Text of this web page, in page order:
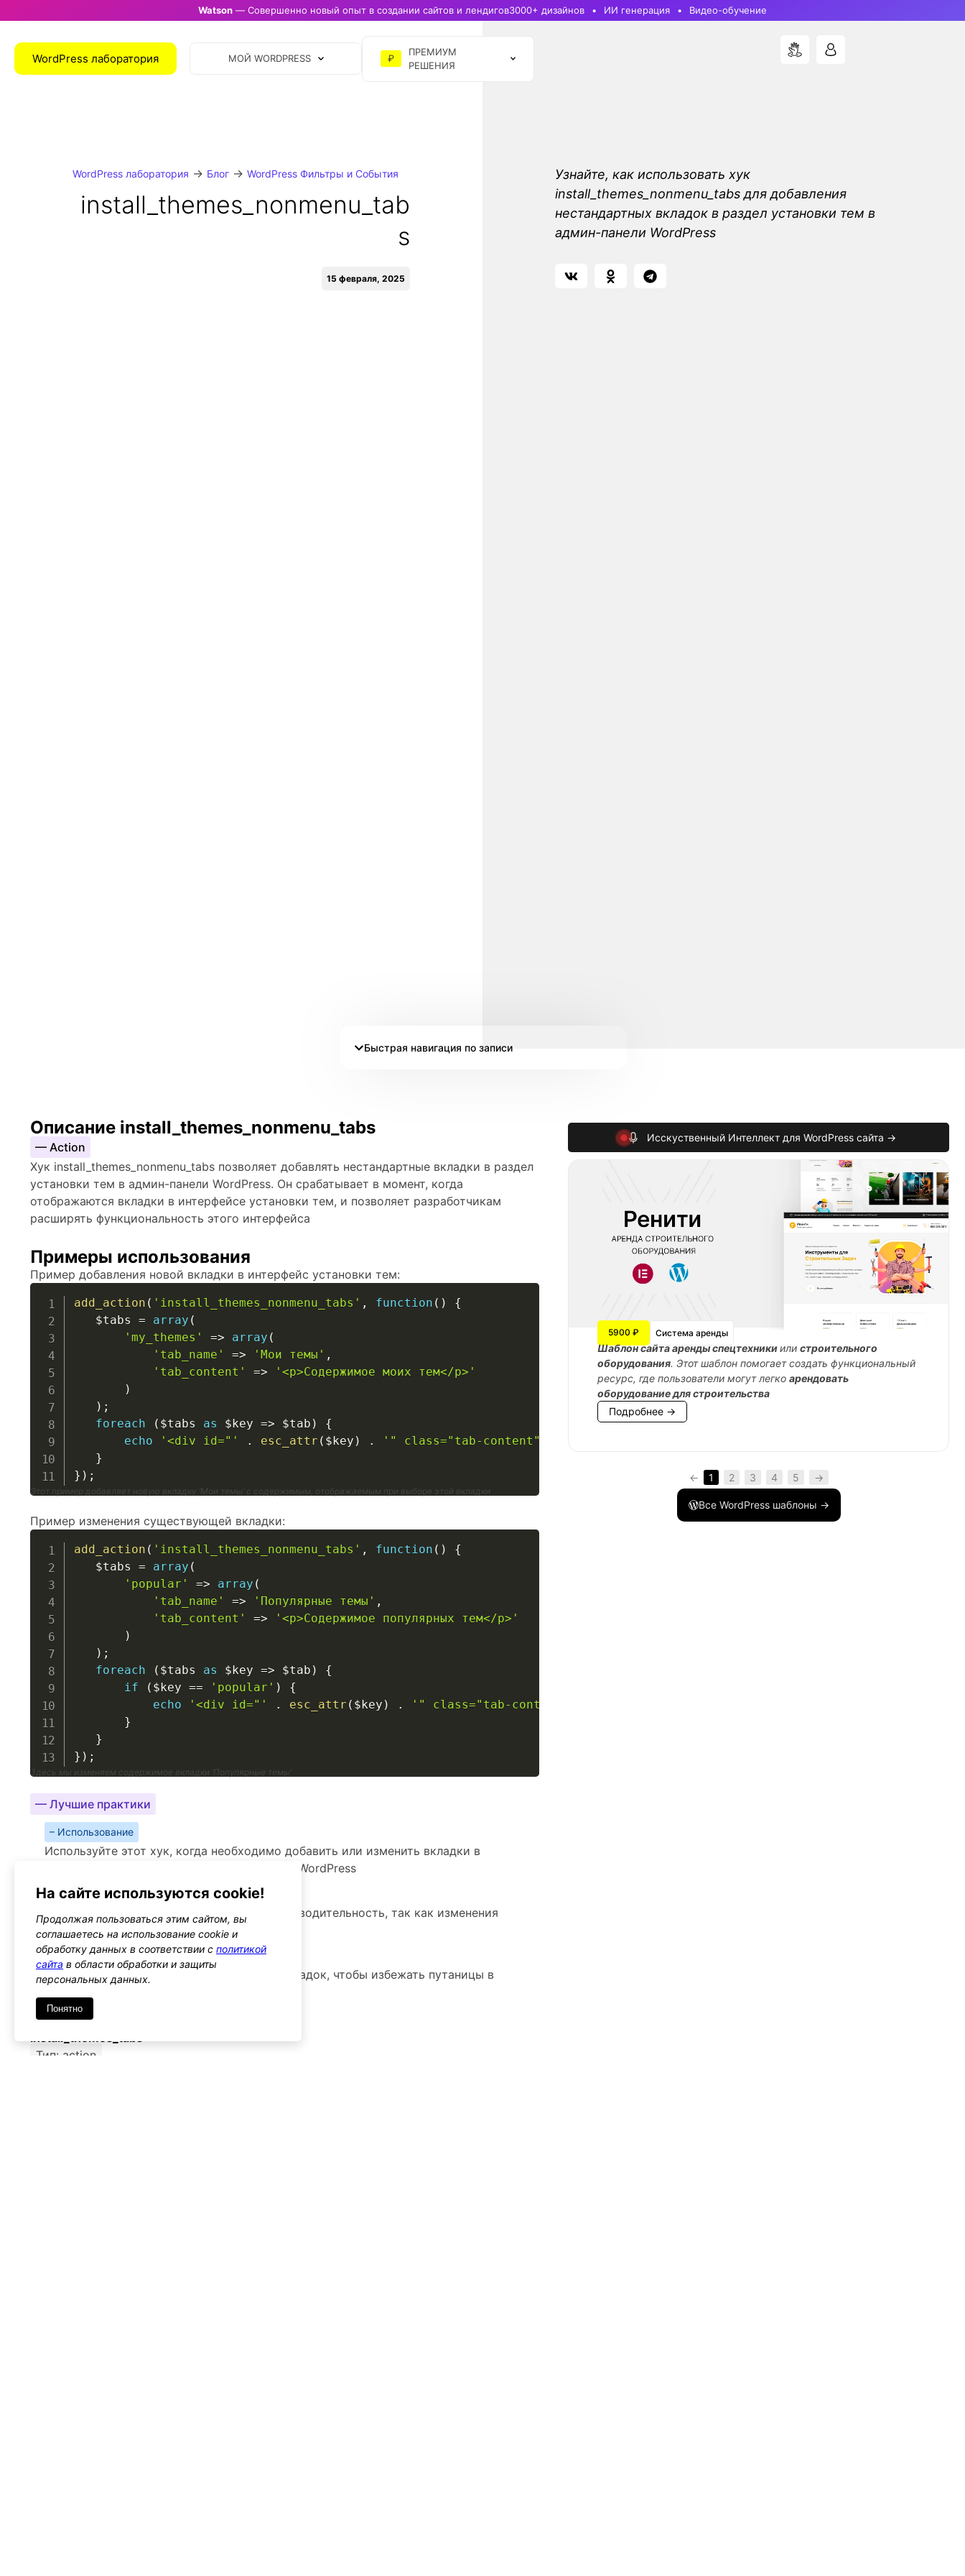
Watson — Совершенно новый опыт в создании сайтов и лендигов3000+ дизайнов ИИ генерация Видео-обучение
WordPress лаборатория МОЙ WORDPRESS ₽
ПРЕМИУМ
РЕШЕНИЯ
WordPress лаборатория → Блог→ WordPress Фильтры и События
install_themes_nonmenu_tab
s
15 февраля, 2025
Узнайте, как использовать хук
install_themes_nonmenu_tabs для добавления
нестандартных вкладок в раздел установки тем в
админ-панели WordPress
Быстрая навигация по записи
Описание install_themes_nonmenu_tabs
— Action
Хук install_themes_nonmenu_tabs позволяет добавлять нестандартные вкладки в раздел
установки тем в админ-панели WordPress. Он срабатывает в момент, когда
отображаются вкладки в интерфейсе установки тем, и позволяет разработчикам
расширять функциональность этого интерфейса
Примеры использования
Пример добавления новой вкладки в интерфейс установки тем:
add_action ( 'install_themes_nonmenu_tabs' , function ( )
{
$tabs
= array (
'my_themes'
=> array (
'tab_name'
=> 'Мои темы' ,
'tab_content'
=>
'<p>Содержимое моих тем</p>'
)
) ;
foreach
( $tabs as $key => $tab )
{
echo
'<div id="' . esc_attr ( $key ) . '" class="tab-content">'
}
} ) ;
Этот пример добавляет новую вкладку ‘Мои темы’ с содержимым, отображаемым при выборе этой вкладки
Пример изменения существующей вкладки:
add_action ( 'install_themes_nonmenu_tabs' , function ( )
{
$tabs
= array (
'popular'
=> array (
'tab_name'
=> 'Популярные темы' ,
'tab_content'
=>
'<p>Содержимое популярных тем</p>'
)
) ;
foreach
( $tabs as $key => $tab )
{
if
( $key == 'popular' )
{
echo
'<div id="' . esc_attr ( $key ) . '" class="tab-content">'
}
}
} ) ;
Здесь мы изменяем содержимое вкладки ‘Популярные темы’
— Лучшие практики
– Использование
Используйте этот хук, когда необходимо добавить или изменить вкладки в
интерфейсе установки тем в админ-панели WordPress
– Производительность
Хук не должен значительно влиять на производительность, так как изменения
касаются только вывода HTML
– Предупреждения
Будьте осторожны с конфликтами имен вкладок, чтобы избежать путаницы в
Альтернативы
install_themes_tabs
Тип: action
Исскуственный Интеллект для WordPress сайта →
5900 ₽ Система аренды
Шаблон сайта аренды спецтехникиилистроительного
оборудования. Этот шаблон помогает создать функциональный
ресурс, где пользователи могут легкоарендовать
оборудование для строительства
Подробнее →
← 1 2 3 4 5 →
Все WordPress шаблоны →
На сайте используются cookie!
Продолжая пользоваться этим сайтом, вы
соглашаетесь на использование cookie и
обработку данных в соответствии с политикой
сайта в области обработки и защиты
персональных данных.
Понятно